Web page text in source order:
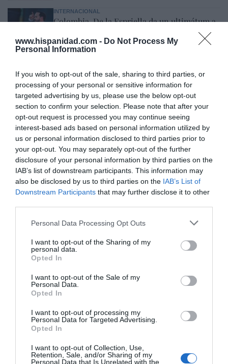
www.hispanidad.com - Do Not Process My
Personal Information
If you wish to opt-out of the sale, sharing to third parties, or
processing of your personal or sensitive information for
targeted advertising by us, please use the below opt-out
section to confirm your selection. Please note that after your
opt-out request is processed you may continue seeing
interest-based ads based on personal information utilized by
us or personal information disclosed to third parties prior to
your opt-out. You may separately opt-out of the further
disclosure of your personal information by third parties on the
IAB’s list of downstream participants. This information may
also be disclosed by us to third parties on the IAB’s List of
Downstream Participants that may further disclose it to other
Personal Data Processing Opt Outs
I want to opt-out of the Sharing of my
personal data.
Opted In
I want to opt-out of the Sale of my
Personal Data.
Opted In
I want to opt-out of processing my
Personal Data for Targeted Advertising.
Opted In
I want to opt-out of Collection, Use,
Retention, Sale, and/or Sharing of my
Personal Data that Is Unrelated with the
INTERNACIONAL
Colombia. De la Espriella da un ultimátum a
los grupos terroristas: "Tienen dos caminos:
someterse al imperio de la ley o enfrentar la
fuerza decidida del Estado"
ESPAÑA
Encuestas. El PSOE aguanta por encima de
los 100 escaños a pesar de la invasión de
Ceuta
José Ángel Gutiérrez 10/08/26 11:02
ESPAÑA
Los ceutíes piden a los españoles que les
ayudemos, mientras el presidente del
Gobierno tuitea desde La Mareta
Eulogio López 10/08/26 08:35
Marcelo Gullo: “El trabajo de desmitificar la
historia, de poner la verdadera, de
desmontar la falsificación, es un trabajo
cristiano"
por Hispanidad
Artículos anteriores
DIARIO DE LA CORRUPCIÓN SANCHISTA
Diario de la corrupción sanchista. Hazte
Oír se manifiesta delante de La Mareta: